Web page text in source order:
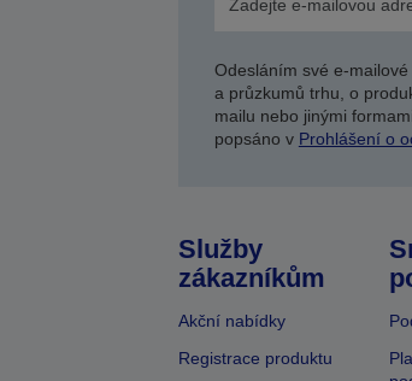
Odesláním své e-
a průzkumů trhu, o
mailu nebo jinými
popsáno v Prohlášení o
Služby
zákazníkům
Akční nabídky
Registrace produktu